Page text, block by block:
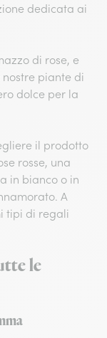
dedicata ai
di rose, e
piante di
dolce per la
il prodotto
rosse, una
in bianco o in
A
tipi di regali
le